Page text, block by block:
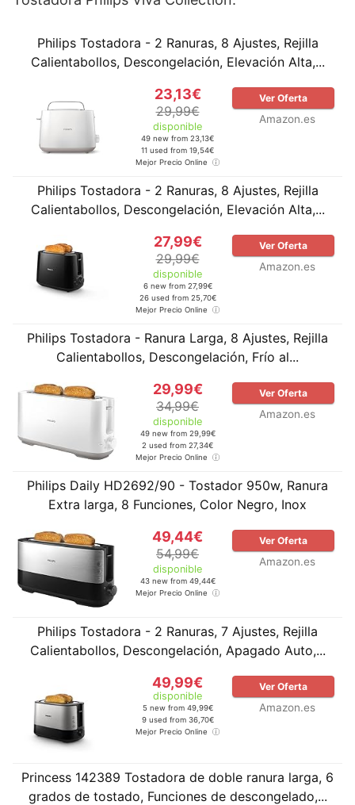
Philips Tostadora - 2 Ranuras, 8 Ajustes, Rejilla
Calientabollos, Descongelación, Elevación Alta,...
23,13€
29,99€
disponible
49 new from 23,13€
11 used from 19,54€
Mejor Precio Online
Ver Oferta
Amazon.es
Philips Tostadora - 2 Ranuras, 8 Ajustes, Rejilla
Calientabollos, Descongelación, Elevación Alta,...
27,99€
29,99€
disponible
6 new from 27,99€
26 used from 25,70€
Mejor Precio Online
Ver Oferta
Amazon.es
Philips Tostadora - Ranura Larga, 8 Ajustes, Rejilla
Calientabollos, Descongelación, Frío al...
29,99€
34,99€
disponible
49 new from 29,99€
2 used from 27,34€
Mejor Precio Online
Ver Oferta
Amazon.es
Philips Daily HD2692/90 - Tostador 950w, Ranura
Extra larga, 8 Funciones, Color Negro, Inox
49,44€
54,99€
disponible
43 new from 49,44€
Mejor Precio Online
Ver Oferta
Amazon.es
Philips Tostadora - 2 Ranuras, 7 Ajustes, Rejilla
Calientabollos, Descongelación, Apagado Auto,...
49,99€
disponible
5 new from 49,99€
9 used from 36,70€
Mejor Precio Online
Ver Oferta
Amazon.es
Princess 142389 Tostadora de doble ranura larga, 6
grados de tostado, Funciones de descongelado,...